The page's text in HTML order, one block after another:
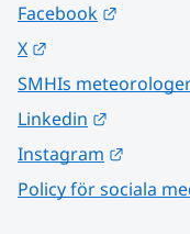
Facebook
X
SMHIs
Linkedin
Instagram
Policy för sociala